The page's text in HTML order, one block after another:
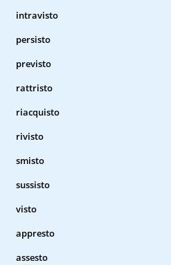
intravisto
persisto
previsto
rattristo
riacquisto
rivisto
smisto
sussisto
visto
appresto
assesto